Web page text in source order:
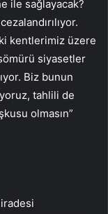
ile sağlayacak?
kentlerimiz üzere
siyasetler
Biz bunun
tahlili de
olmasın”